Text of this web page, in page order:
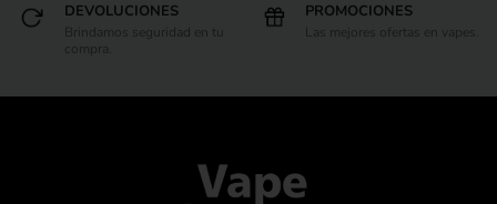
DEVOLUCIONES
Brindamos seguridad en tu
compra.
PROMOCIONES
Las mejores ofertas en vapes.